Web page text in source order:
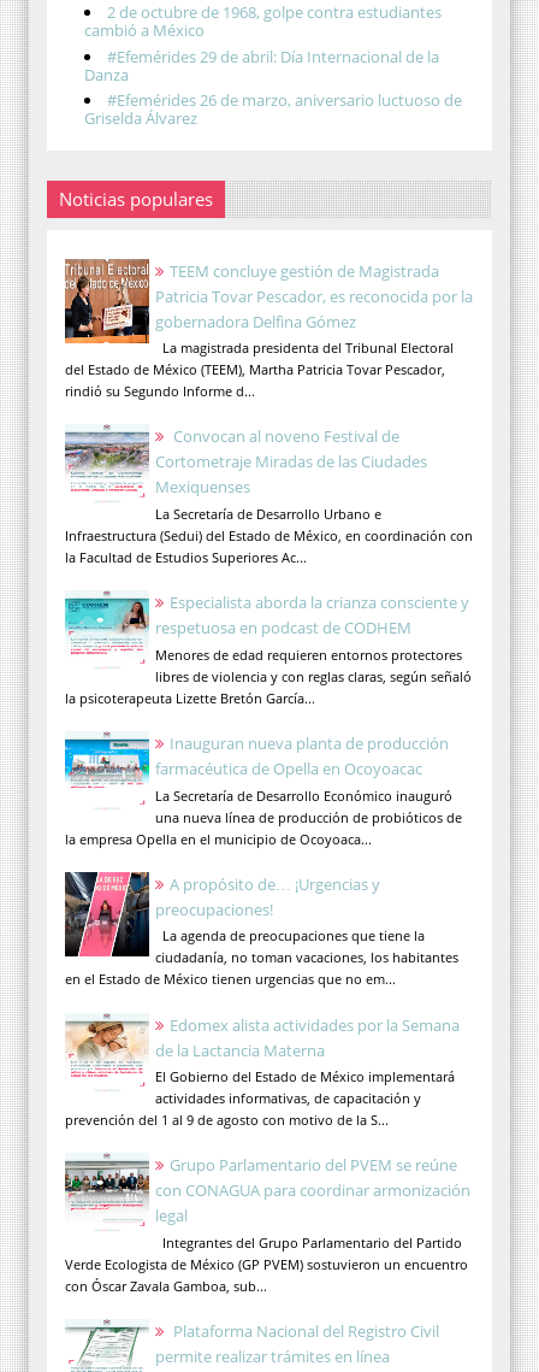
2 de octubre de 1968, golpe contra estudiantes
cambió a México
#Efemérides 29 de abril: Día Internacional de la
Danza
#Efemérides 26 de marzo, aniversario luctuoso de
Griselda Álvarez
Noticias populares
TEEM concluye gestión de Magistrada
Patricia Tovar Pescador, es reconocida por la
gobernadora Delfina Gómez
La magistrada presidenta del Tribunal Electoral
del Estado de México (TEEM), Martha Patricia Tovar Pescador,
rindió su Segundo Informe d...
Convocan al noveno Festival de
Cortometraje Miradas de las Ciudades
Mexiquenses
La Secretaría de Desarrollo Urbano e
Infraestructura (Sedui) del Estado de México, en coordinación con
la Facultad de Estudios Superiores Ac...
Especialista aborda la crianza consciente y
respetuosa en podcast de CODHEM
Menores de edad requieren entornos protectores
libres de violencia y con reglas claras, según señaló
la psicoterapeuta Lizette Bretón García...
Inauguran nueva planta de producción
farmacéutica de Opella en Ocoyoacac
La Secretaría de Desarrollo Económico inauguró
una nueva línea de producción de probióticos de
la empresa Opella en el municipio de Ocoyoaca...
A propósito de… ¡Urgencias y
preocupaciones!
La agenda de preocupaciones que tiene la
ciudadanía, no toman vacaciones, los habitantes
en el Estado de México tienen urgencias que no em...
Edomex alista actividades por la Semana
de la Lactancia Materna
El Gobierno del Estado de México implementará
actividades informativas, de capacitación y
prevención del 1 al 9 de agosto con motivo de la S...
Grupo Parlamentario del PVEM se reúne
con CONAGUA para coordinar armonización
legal
Integrantes del Grupo Parlamentario del Partido
Verde Ecologista de México (GP PVEM) sostuvieron un encuentro
con Óscar Zavala Gamboa, sub...
Plataforma Nacional del Registro Civil
permite realizar trámites en línea